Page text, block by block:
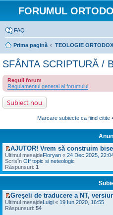
FORUMUL
FAQ
Prima pagină TEOLOGIE
SFÂNTA SCRIPTURĂ /
Reguli forum
Regulamentul general al forumului
Subiect nou
Marcare subiecte ca fiind citite
V
e
z
i
u
t
i
m
u
AJUTOR! Vrem să construim
Ultimul mesajdeFloryan « 24 Dec 2025,
Scrisîn Off topic si neteologic
Răspunsuri: 1
V
e
Greşeli de traducere a NT,
Ultimul mesajdeLuigi « 19 Iun 2020, 16:55
Răspunsuri: 54